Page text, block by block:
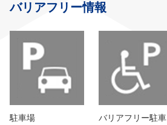
バリアフリー情報
駐車場
バリアフリー駐車